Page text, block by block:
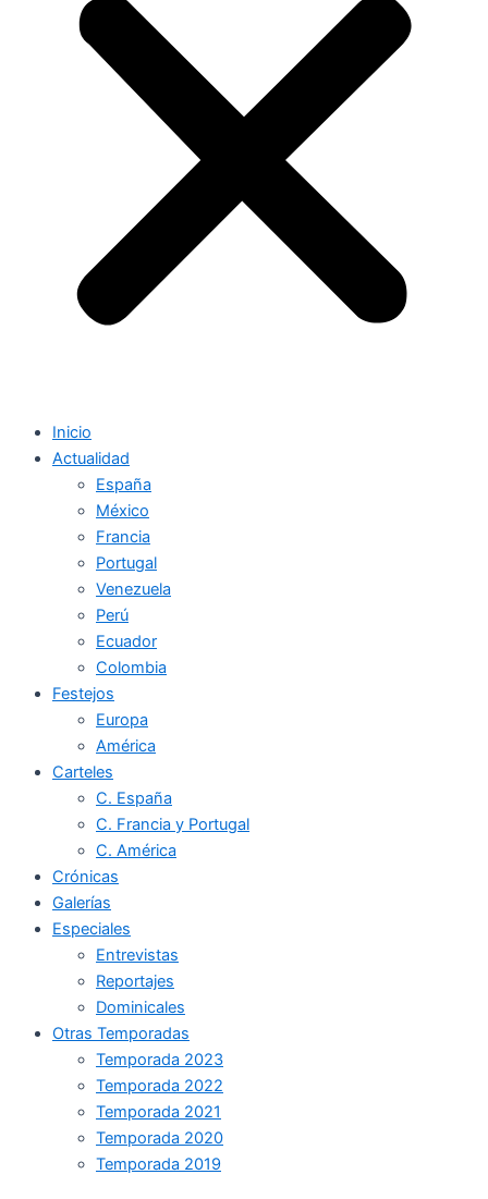
Inicio
Actualidad
España
México
Francia
Portugal
Venezuela
Perú
Ecuador
Colombia
Festejos
Europa
América
Carteles
C. España
C. Francia y Portugal
C. América
Crónicas
Galerías
Especiales
Entrevistas
Reportajes
Dominicales
Otras Temporadas
Temporada 2023
Temporada 2022
Temporada 2021
Temporada 2020
Temporada 2019